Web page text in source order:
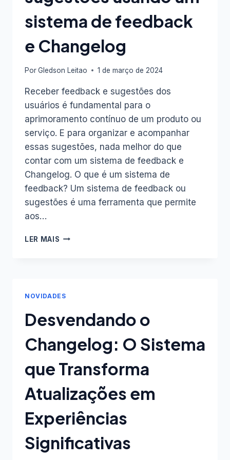
sistema de feedback
e Changelog
PorGledson Leitao 1 de março de 2024
Receber feedback e sugestões dos
usuários é fundamental para o
aprimoramento contínuo de um produto ou
serviço. E para organizar e acompanhar
essas sugestões, nada melhor do que
contar com um sistema de feedback e
Changelog. O que é um sistema de
feedback? Um sistema de feedback ou
sugestões é uma ferramenta que permite
aos…
LER MAIS COMO
FEEDBACK
E
NOVIDADES
Desvendando o
Changelog: O Sistema
que Transforma
Atualizações em
Experiências
Significativas